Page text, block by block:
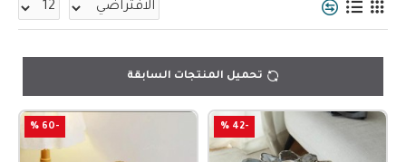
تحميل المنتجات السابقة
-42 %
-60 %